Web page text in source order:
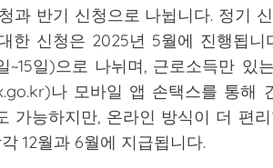
과 반기 신청으로 나뉩니다. 정기
한 신청은 2025년 5월에 진행됩니
~15일)으로 나뉘며, 근로소득만 있
나 모바일 앱 손택스를 통해
가능하지만, 온라인 방식이 더 편
12월과 6월에 지급됩니다.